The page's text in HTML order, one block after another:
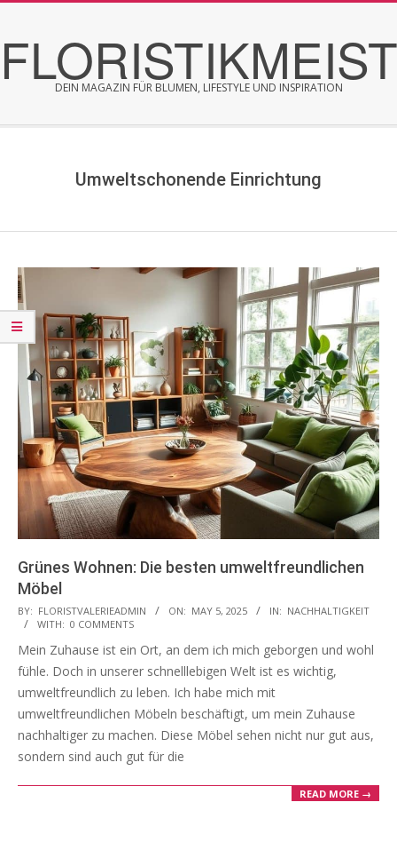
content
DEIN MAGAZIN FÜR BLUMEN, LIFESTYLE UND INSPIRATION
Umweltschonende Einrichtung
Grünes Wohnen: Die besten umweltfreundlichen
Möbel
2025-
05-
05
BY: FLORISTVALERIEADMIN ON: MAY 5, 2025 IN: NACHHALTIGKEIT
WITH: 0 COMMENTS
Mein Zuhause ist ein Ort, an dem ich mich geborgen und wohl
fühle. Doch in unserer schnelllebigen Welt ist es wichtig,
umweltfreundlich zu leben. Ich habe mich mit
umweltfreundlichen Möbeln beschäftigt, um mein Zuhause
nachhaltiger zu machen. Diese Möbel sehen nicht nur gut aus,
sondern sind auch gut für die
READ MORE →